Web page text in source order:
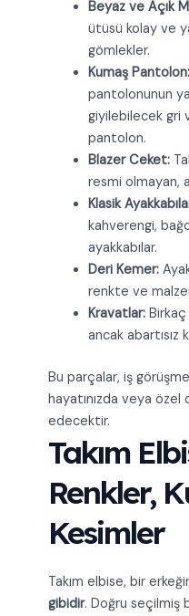
Beyaz ve Açık
ütüsü kolay ve
gömlekler.
Kumaş Pantolon:
pantolonunun
giyilebilecek gri
pantolon.
Blazer Ceket:
resmi olmayan,
Klasik
kahverengi,
ayakkabılar.
Deri Kemer:
renkte ve
Kravatlar:Birkaç
ancak abartısız
Bu parçalar, iş
hayatınızda veya
edecektir.
Takım
Renkler,
Kesimler
Takım elbise, bir
gibidir. Doğru seçilmiş